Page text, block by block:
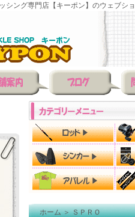
シング専門店【キーポン】のウェブシ
ホーム＞ＳＰＲＯ